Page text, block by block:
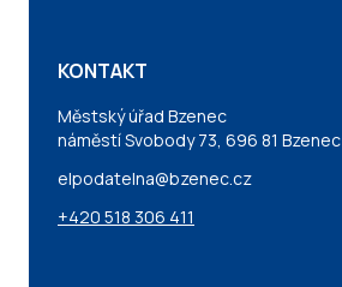
KONTAKT
Městský úřad Bzenec
náměstí Svobody 73, 696 81 Bzenec
elpodatelna@bzenec.cz
+420 518 306 411